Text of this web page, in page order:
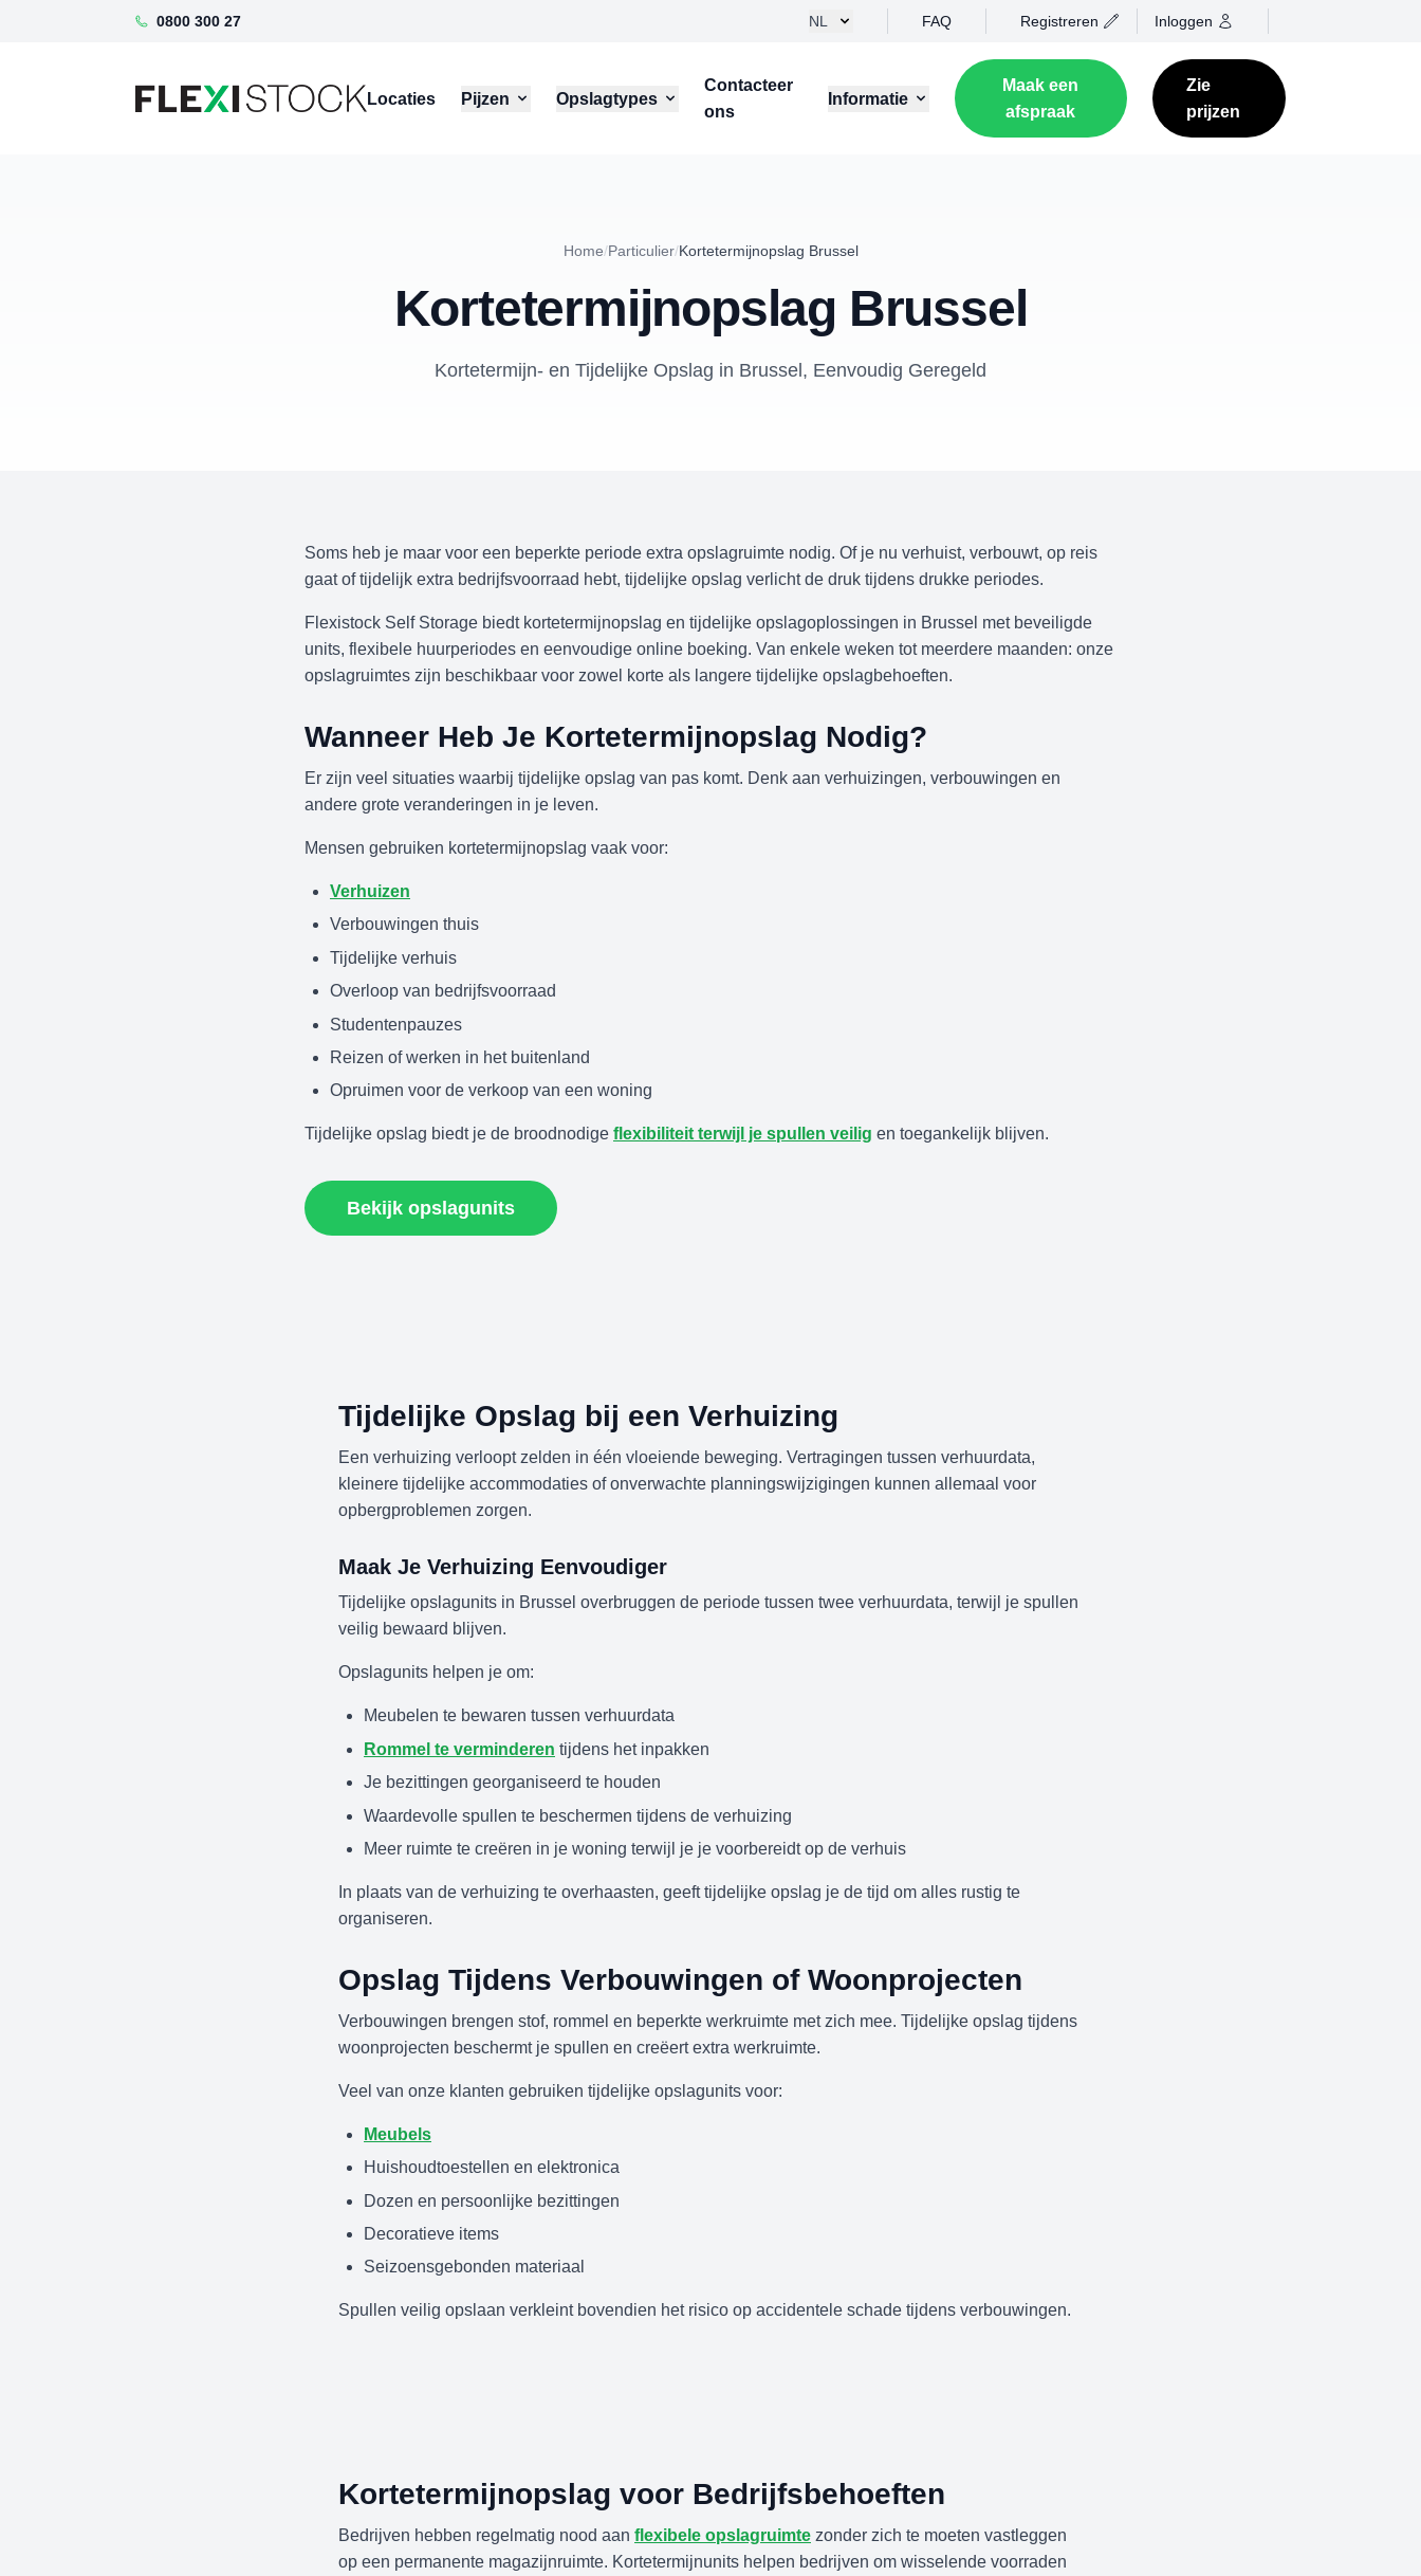
0800 300 27 NL FAQ Registreren Inloggen
Locaties Pijzen Opslagtypes
Contacteer
ons
Informatie
Maak een
afspraak
Zie
prijzen
Home/Particulier/Kortetermijnopslag Brussel
Kortetermijnopslag Brussel
Kortetermijn- en Tijdelijke Opslag in Brussel, Eenvoudig Geregeld
Soms heb je maar voor een beperkte periode extra opslagruimte nodig. Of je nu verhuist, verbouwt, op reis
gaat of tijdelijk extra bedrijfsvoorraad hebt, tijdelijke opslag verlicht de druk tijdens drukke periodes.
Flexistock Self Storage biedt kortetermijnopslag en tijdelijke opslagoplossingen in Brussel met beveiligde
units, flexibele huurperiodes en eenvoudige online boeking. Van enkele weken tot meerdere maanden: onze
opslagruimtes zijn beschikbaar voor zowel korte als langere tijdelijke opslagbehoeften.
Wanneer Heb Je Kortetermijnopslag Nodig?
Er zijn veel situaties waarbij tijdelijke opslag van pas komt. Denk aan verhuizingen, verbouwingen en
andere grote veranderingen in je leven.
Mensen gebruiken kortetermijnopslag vaak voor:
Verhuizen
Verbouwingen thuis
Tijdelijke verhuis
Overloop van bedrijfsvoorraad
Studentenpauzes
Reizen of werken in het buitenland
Opruimen voor de verkoop van een woning
Tijdelijke opslag biedt je de broodnodige flexibiliteit terwijl je spullen veilig en toegankelijk blijven.
Bekijk opslagunits
Tijdelijke Opslag bij een Verhuizing
Een verhuizing verloopt zelden in één vloeiende beweging. Vertragingen tussen verhuurdata,
kleinere tijdelijke accommodaties of onverwachte planningswijzigingen kunnen allemaal voor
opbergproblemen zorgen.
Maak Je Verhuizing Eenvoudiger
Tijdelijke opslagunits in Brussel overbruggen de periode tussen twee verhuurdata, terwijl je spullen
veilig bewaard blijven.
Opslagunits helpen je om:
Meubelen te bewaren tussen verhuurdata
Rommel te verminderen tijdens het inpakken
Je bezittingen georganiseerd te houden
Waardevolle spullen te beschermen tijdens de verhuizing
Meer ruimte te creëren in je woning terwijl je je voorbereidt op de verhuis
In plaats van de verhuizing te overhaasten, geeft tijdelijke opslag je de tijd om alles rustig te
organiseren.
Opslag Tijdens Verbouwingen of Woonprojecten
Verbouwingen brengen stof, rommel en beperkte werkruimte met zich mee. Tijdelijke opslag tijdens
woonprojecten beschermt je spullen en creëert extra werkruimte.
Veel van onze klanten gebruiken tijdelijke opslagunits voor:
Meubels
Huishoudtoestellen en elektronica
Dozen en persoonlijke bezittingen
Decoratieve items
Seizoensgebonden materiaal
Spullen veilig opslaan verkleint bovendien het risico op accidentele schade tijdens verbouwingen.
Kortetermijnopslag voor Bedrijfsbehoeften
Bedrijven hebben regelmatig nood aan flexibele opslagruimte zonder zich te moeten vastleggen
op een permanente magazijnruimte. Kortetermijnunits helpen bedrijven om wisselende voorraden